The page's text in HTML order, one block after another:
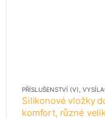
PŘÍSLUŠENSTVÍ (V)
Silikonové vložky
komfort, různé